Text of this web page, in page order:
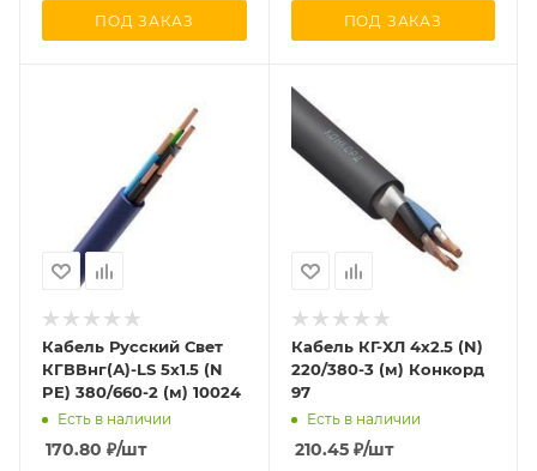
ПОД ЗАКАЗ ПОД ЗАКАЗ
Кабель Русский Свет
КГВВнг(А)-LS 5х1.5 (N
PE) 380/660-2 (м) 10024
Есть в наличии
170.80 ₽/шт
Кабель КГ-ХЛ 4х2.5 (N)
220/380-3 (м) Конкорд
97
Есть в наличии
210.45₽/шт